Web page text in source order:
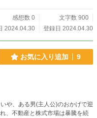
感想数 0
文字数 900
2024.04.30
登録日 2024.04.30
お気に入り追加 9
や、ある男(主人公)のおかげで迎
、不動産と株式市場は暴騰を続